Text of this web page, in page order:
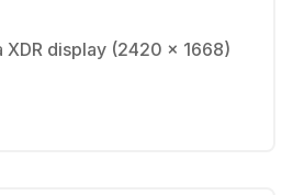
XDR display (2420 x 1668)